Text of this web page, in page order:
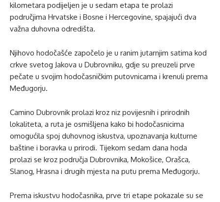
kilometara podijeljen je u sedam etapa te prolazi
područjima Hrvatske i Bosne i Hercegovine, spajajući dva
važna duhovna odredišta.
Njihovo hodočašće započelo je u ranim jutarnjim satima kod
crkve svetog Jakova u Dubrovniku, gdje su preuzeli prve
pečate u svojim hodočasničkim putovnicama i krenuli prema
Međugorju.
Camino Dubrovnik prolazi kroz niz povijesnih i prirodnih
lokaliteta, a ruta je osmišljena kako bi hodočasnicima
omogućila spoj duhovnog iskustva, upoznavanja kulturne
baštine i boravka u prirodi. Tijekom sedam dana hoda
prolazi se kroz područja Dubrovnika, Mokošice, Orašca,
Slanog, Hrasna i drugih mjesta na putu prema Međugorju.
Prema iskustvu hodočasnika, prve tri etape pokazale su se